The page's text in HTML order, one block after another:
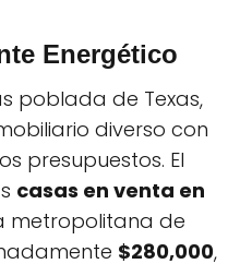
Energético
poblada de Texas,
diverso con
presupuestos. El
casas en venta en
metropolitana de
$280,000,